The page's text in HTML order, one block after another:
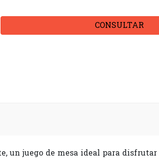
CONSULTAR
un juego de mesa ideal para